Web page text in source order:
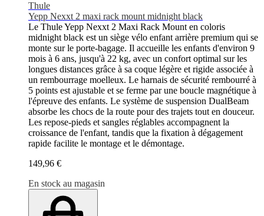
Thule
Yepp Nexxt 2 maxi rack mount midnight black
Le Thule Yepp Nexxt 2 Maxi Rack Mount en coloris
midnight black est un siège vélo enfant arrière premium qui se
monte sur le porte-bagage. Il accueille les enfants d'environ 9
mois à 6 ans, jusqu'à 22 kg, avec un confort optimal sur les
longues distances grâce à sa coque légère et rigide associée à
un rembourrage moelleux. Le harnais de sécurité rembourré à
5 points est ajustable et se ferme par une boucle magnétique à
l'épreuve des enfants. Le système de suspension DualBeam
absorbe les chocs de la route pour des trajets tout en douceur.
Les repose-pieds et sangles réglables accompagnent la
croissance de l'enfant, tandis que la fixation à dégagement
rapide facilite le montage et le démontage.
149,96 €
En stock au magasin